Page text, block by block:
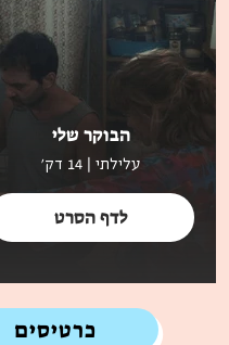
הבוקר שלי
עלילתי | 14 דק'
לדף הסרט
כרטיסים